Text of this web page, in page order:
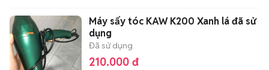
Máy sấy tóc KAW K200 Xanh lá đã sử
dụng
Đã sử dụng
210.000 đ